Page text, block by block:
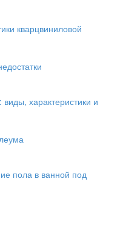
кварцвиниловой
характеристики и
пола в ванной под